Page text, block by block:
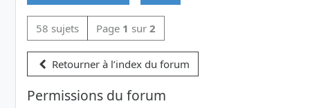
58 sujets Page 1 sur 2
Retourner à l’index du forum
Permissions du forum